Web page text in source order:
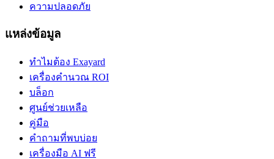
ความปลอดภัย
แหล่งข้อมูล
ทำไมต้อง Exayard
เครื่องคำนวณ ROI
บล็อก
ศูนย์ช่วยเหลือ
คู่มือ
คำถามที่พบบ่อย
เครื่องมือ AI ฟรี